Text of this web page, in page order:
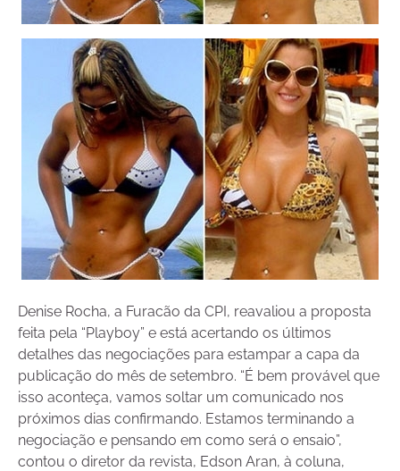
Denise Rocha, a Furacão da CPI, reavaliou a proposta
feita pela “Playboy” e está acertando os últimos
detalhes das negociações para estampar a capa da
publicação do mês de setembro. “É bem provável que
isso aconteça, vamos soltar um comunicado nos
próximos dias confirmando. Estamos terminando a
negociação e pensando em como será o ensaio”,
contou o diretor da revista, Edson Aran, à coluna,